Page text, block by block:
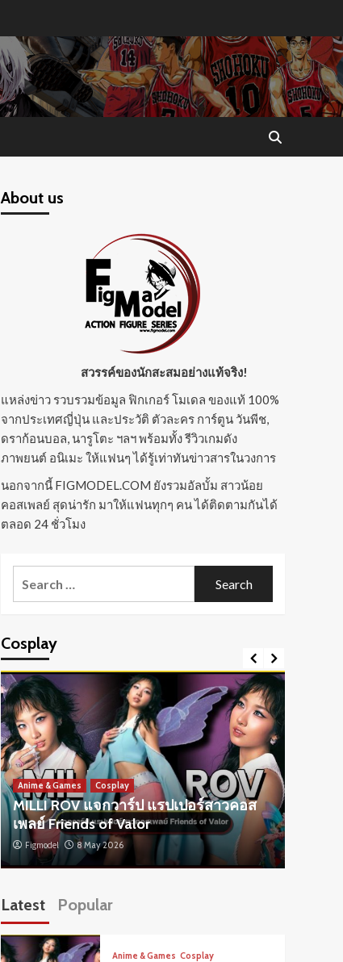
About us
สวรรค์ของนักสะสมอย่างแท้จริง!
แหล่งข่าว รวบรวมข้อมูล ฟิกเกอร์ โมเดล ของแท้ 100%
จากประเทศญี่ปุ่น และประวัติ ตัวละคร การ์ตูน วันพีช,
ดราก้อนบอล, นารูโตะ ฯลฯ พร้อมทั้ง รีวิวเกมดัง
ภาพยนต์ อนิเมะ ให้แฟนๆ ได้รู้เท่าทันข่าวสารในวงการ
นอกจากนี้ FIGMODEL.COM ยังรวมอัลบั้ม สาวน้อย
คอสเพลย์ สุดน่ารัก มาให้แฟนทุกๆ คน ได้ติดตามกันได้
ตลอด 24 ชั่วโมง
Cosplay
Anime & Games Cosplay
MILLI ROV แจกวาร์ป แรปเปอร์สาวคอส
เพลย์ Friends of Valor
Figmodel 8 May 2026
Latest Popular
Anime & Games Cosplay